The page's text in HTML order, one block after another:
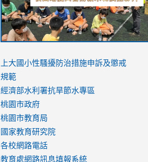
to
https://www.youtube.com/watch?
v=hC_gdZndU9s
to
https://www.youtube.com/watch?
v=hC_gdZndU9s
link
to
https://www.youtube.com/watch?
v=mfpNykQ0g4M
上大國小性騷擾防治措施申訴及懲戒
規範
經濟部水利署抗旱節水專區
桃園市政府
桃園市教育局
國家教育研究院
各校網路電話
教育處網路訊息填報系統